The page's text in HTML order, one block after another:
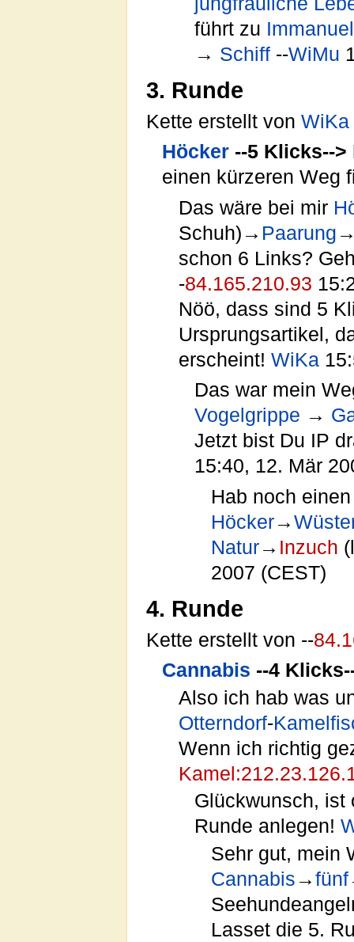
führt zu
→ Schiff --WiMu
3. Runde
Kette erstellt von WiKa
Höcker --5 Klicks-->
einen kürzeren Weg
Das wäre bei mir
Schuh)→ Paarung
schon 6 Links?
-84.165.210.93
Nöö, dass sind 5
Ursprungsartikel,
erscheint! WiKa
Das war mein
Vogelgrippe →
Jetzt bist Du IP
15:40, 12. Mär
Hab noch
Höcker→
Natur→ Inzuch
2007 (CEST)
4. Runde
Kette erstellt von --
Cannabis --4
Also ich hab was
Otterndorf-
Wenn ich richtig
Glückwunsch, ist
Runde anlegen!
Sehr gut, mein
Cannabis →fünf
Lasset die 5.